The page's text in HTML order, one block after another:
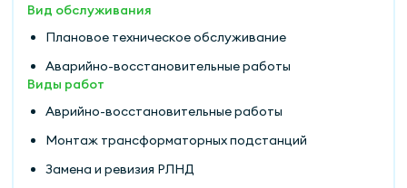
Вид обслуживания
Плановое техническое обслуживание
Аварийно-восстановительные работы
Виды работ
Аврийно-восстановительные работы
Монтаж трансформаторных подстанций
Замена и ревизия РЛНД